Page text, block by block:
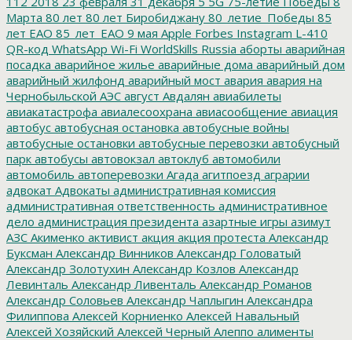
Марта 80 лет 80 лет Биробиджану 80_летие_Победы 85
лет ЕАО 85_лет_ЕАО 9 мая Apple Forbes Instagram L-410
QR-код WhatsApp Wi-Fi WorldSkills Russia аборты аварийная
посадка аварийное жилье аварийные дома аварийный дом
аварийный жилфонд аварийный мост авария авария на
Чернобыльской АЭС август Авдалян авиабилеты
авиакатастрофа авиалесоохрана авиасообщение авиация
автобус автобусная остановка автобусные войны
автобусные остановки автобусные перевозки автобусный
парк автобусы автовокзал автоклуб автомобили
автомобиль автоперевозки Агада агитпоезд аграрии
адвокат Адвокаты административная комиссия
административная ответственность административное
дело администрация президента азартные игры азимут
АЗС Акименко активист акция акция протеста Александр
Буксман Александр Винников Александр Головатый
Александр Золотухин Александр Козлов Александр
Левинталь Александр Ливенталь Александр Романов
Александр Соловьев Александр Чаплыгин Александра
Филиппова Алексей Корниенко Алексей Навальный
Алексей Хозяйский Алексей Черный Алеппо алименты